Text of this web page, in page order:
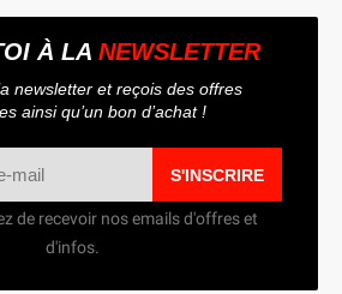
À LANEWSLETTER
newsletter et reçois des offres
ainsi qu’un bon d’achat !
S'INSCRIRE
de recevoir nos emails d'offres et
d'infos.